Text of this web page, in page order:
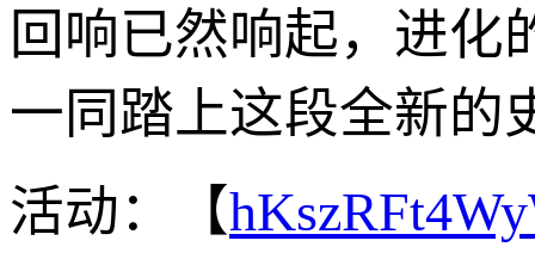
回响已然响起，进化
一同踏上这段全新的
活动：【